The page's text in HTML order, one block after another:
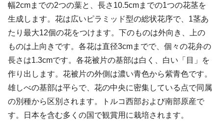
幅2cmまでの2つの葉と、長さ10.5cmまでの1つの花茎を
生成します。花は広いピラミッド型の総状花序で、1茎あ
たり最大12個の花をつけます。下のものは外向き、上の
ものは上向きです。各花は直径3cmまでで、個々の花弁の
長さは1.3cmです。各花被片の基部は白く、白い「目」を
作り出します。花被片の外側は濃い青色から紫青色です。
雄しべの基部は平らで、花の中央に密集している点で同属
の別種から区別されます。トルコ西部および南部原産で
す。日本を含む多くの国で観賞用に栽培されます。